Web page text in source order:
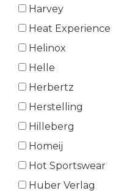
Harvey
Heat Experience
Helinox
Helle
Herbertz
Herstelling
Hilleberg
Homeij
Hot Sportswear
Huber Verlag